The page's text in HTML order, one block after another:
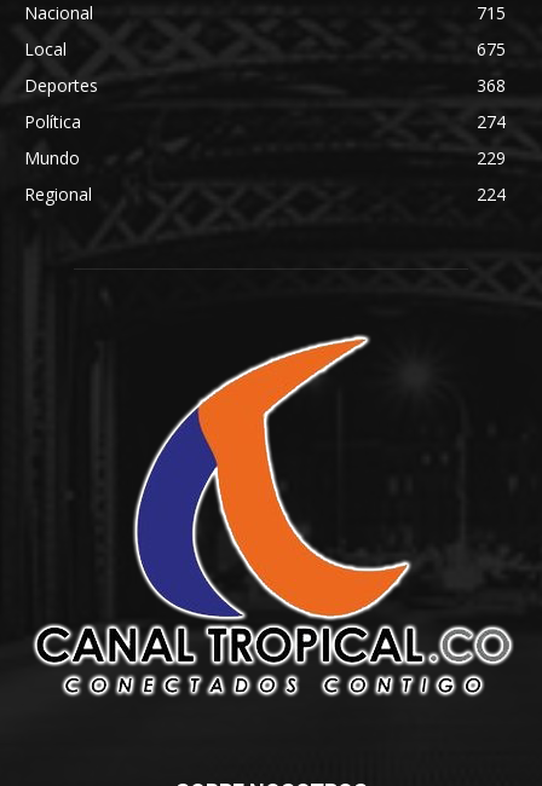
Nacional
715
Local
675
Deportes
368
Política
274
Mundo
229
Regional
224